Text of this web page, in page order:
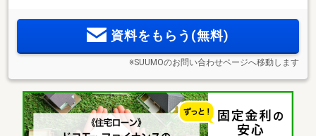
資料をもらう(無料)
※SUUMOのお問い合わせページへ移動します